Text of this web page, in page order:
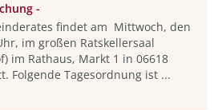
-
findet am Mittwoch, den
im großen Ratskellersaal
im Rathaus, Markt 1 in 06618
Folgende Tagesordnung ist ...